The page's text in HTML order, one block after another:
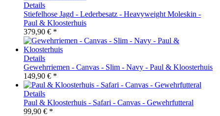
Details
Stiefelhose Jagd - Lederbesatz - Heavyweight Moleskin -
Paul & Kloosterhuis
379,90 € *
Details
Gewehrriemen - Canvas - Slim - Navy - Paul & Kloosterhuis
149,90 € *
Details
Paul & Kloosterhuis - Safari - Canvas - Gewehrfutteral
99,90 € *